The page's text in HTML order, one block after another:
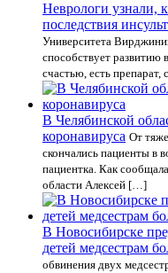
Неврологи узнали,
последствия
Университета
способствует развитию
счастью, есть
В Челябинской
коронавируса От
скончались пациенты в
пациентка. Как
области Алексей […]
В Новосибирске
детей медсестрам
обвинения двух